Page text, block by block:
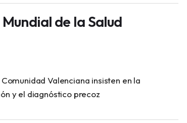
de la Salud
Valenciana insisten en la
y el diagnóstico precoz